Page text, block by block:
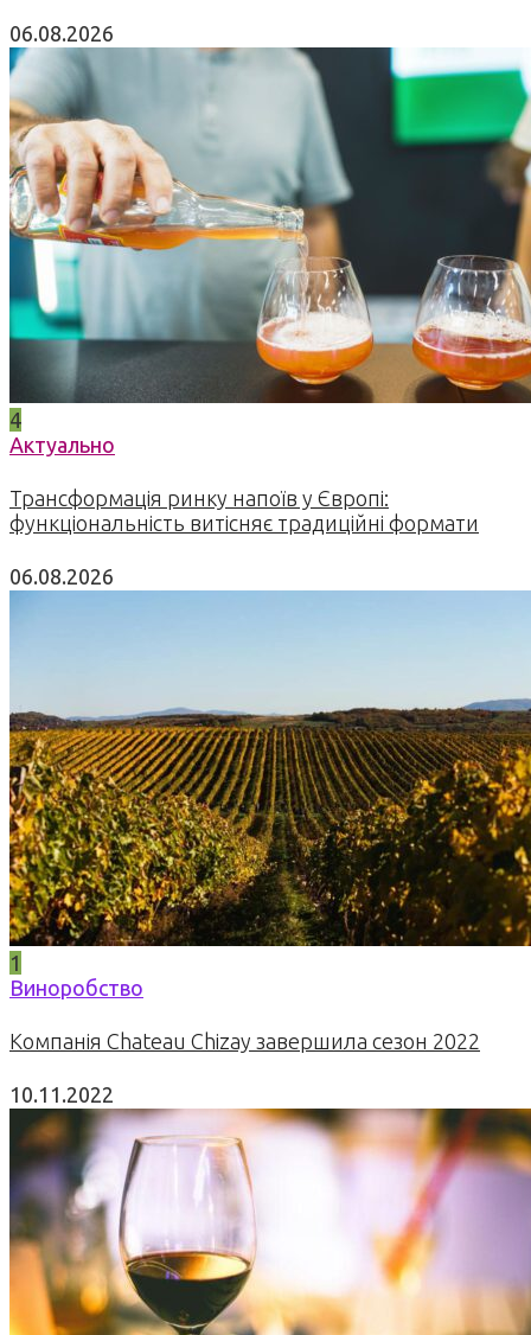
06.08.2026
4
Актуально
Трансформація ринку напоїв у Європі:
функціональність витісняє традиційні формати
06.08.2026
1
Виноробство
Компанія Chateau Chizay завершила сезон 2022
10.11.2022